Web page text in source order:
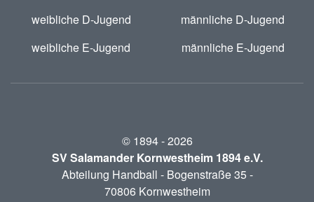
weibliche D-Jugend
weibliche E-Jugend
männliche D-Jugend
männliche E-Jugend
© 1894 -2026
SV Salamander Kornwestheim 1894 e.V.
Abteilung Handball - Bogenstraße 35 -
70806 Kornwestheim